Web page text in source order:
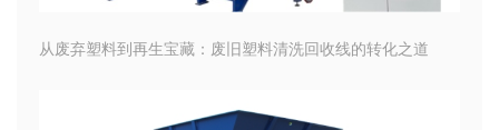
从废弃塑料到再生宝藏：废旧塑料清洗回收线的转化之道